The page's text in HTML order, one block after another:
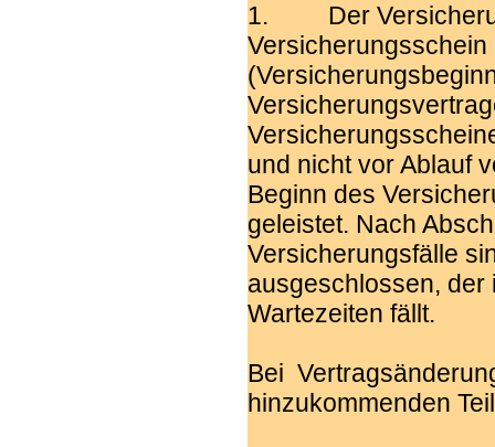
1. Der
und nicht vor Ablauf
Beginn des
geleistet. Nach
Versicherungsfälle
ausgeschlossen, der
Wartezeiten fällt.
Bei
hinzukommenden